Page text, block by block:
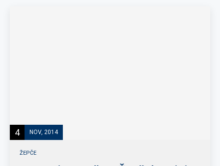
4 NOV, 2014
ŽEPČE